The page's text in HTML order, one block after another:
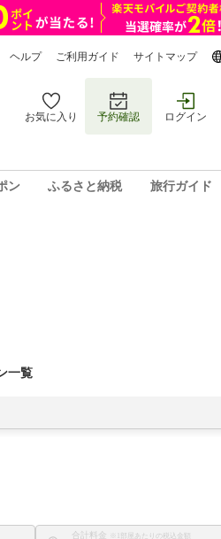
ヘルプ ご利用ガイド サイトマップ
お気に入り 予約確認 ログイン
ン ふるさと納税 旅行ガイド
一覧
合計料金 ※1部屋あたりの税込金額